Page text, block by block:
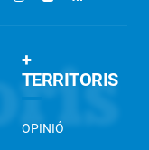
+
TERRITORIS
OPINIÓ